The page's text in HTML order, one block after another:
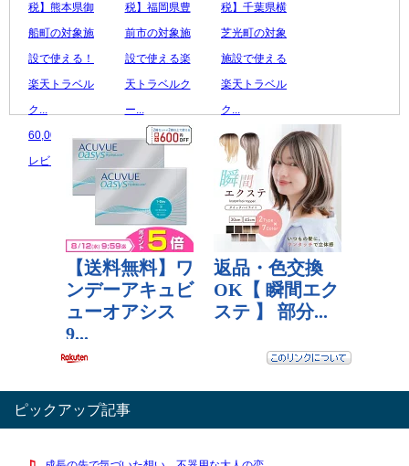
税】熊本県御
船町の対象施
設で使える！
楽天トラベル
ク...
60,000 円
レビュー数：0
税】福岡県豊
前市の対象施
設で使える楽
天トラベルク
ー...
100,000 円
税】千葉県横
芝光町の対象
施設で使える
楽天トラベル
ク...
20,000 円
レビュー数：0
ピックアップ記事